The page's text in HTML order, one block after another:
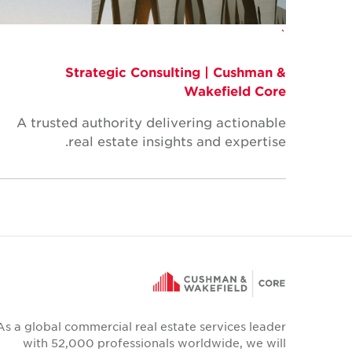
`
Strategic Consulting | Cushman &
Wakefield Core
A trusted authority delivering actionable
real estate insights and expertise.
a global commercial real estate services leader
with 52,000 professionals worldwide, we will